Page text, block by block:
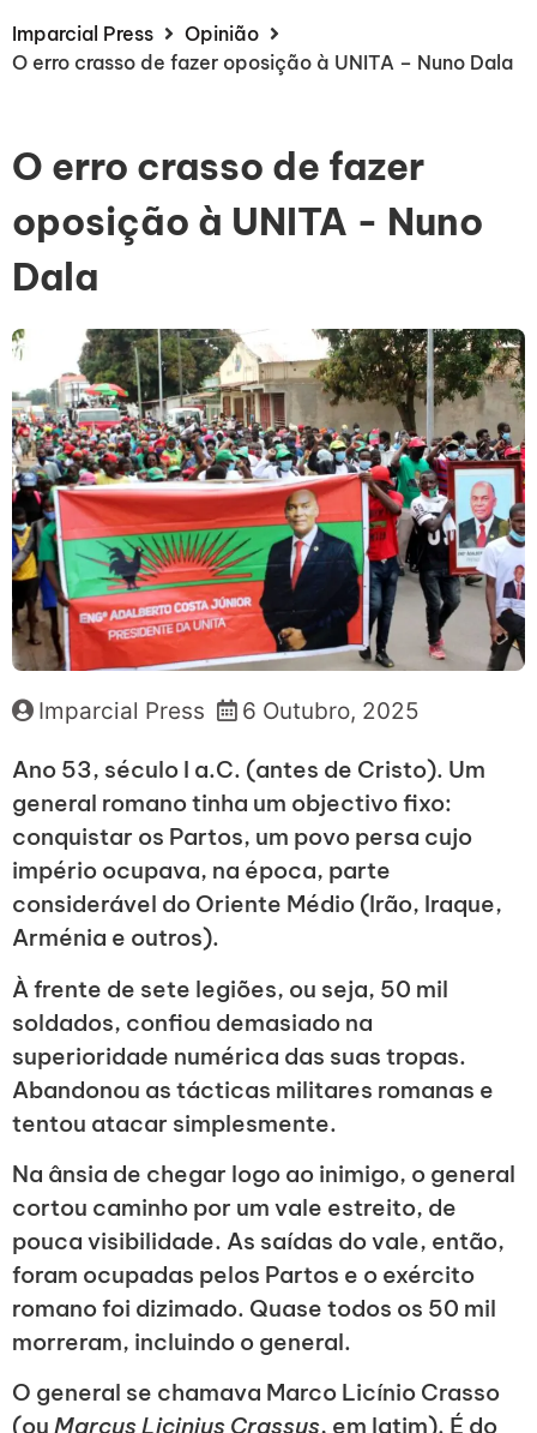
Imparcial Press
Opinião
O erro crasso de fazer oposição à UNITA – Nuno Dala
O erro crasso de fazer
oposição à UNITA - Nuno
Dala
Imparcial Press 6 Outubro, 2025
Ano 53, século I a.C. (antes de Cristo). Um
general romano tinha um objectivo fixo:
conquistar os Partos, um povo persa cujo
império ocupava, na época, parte
considerável do Oriente Médio (Irão, Iraque,
Arménia e outros).
À frente de sete legiões, ou seja, 50 mil
soldados, confiou demasiado na
superioridade numérica das suas tropas.
Abandonou as tácticas militares romanas e
tentou atacar simplesmente.
Na ânsia de chegar logo ao inimigo, o general
cortou caminho por um vale estreito, de
pouca visibilidade. As saídas do vale, então,
foram ocupadas pelos Partos e o exército
romano foi dizimado. Quase todos os 50 mil
morreram, incluindo o general.
O general se chamava Marco Licínio Crasso
(ou Marcus Licinius Crassus, em latim). É do